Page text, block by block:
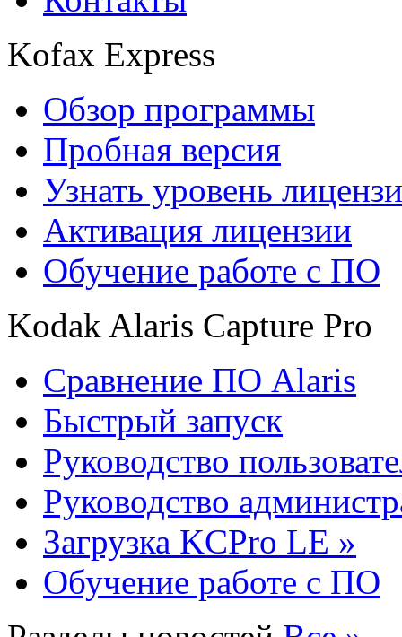
Kofax Express
Обзор программы
Пробная версия
Узнать уровень
Активация лицензии
Обучение работе с ПО
Kodak Alaris Capture Pro
Сравнение ПО Alaris
Быстрый запуск
Руководство
Руководство
Загрузка KCPro LE »
Обучение работе с ПО